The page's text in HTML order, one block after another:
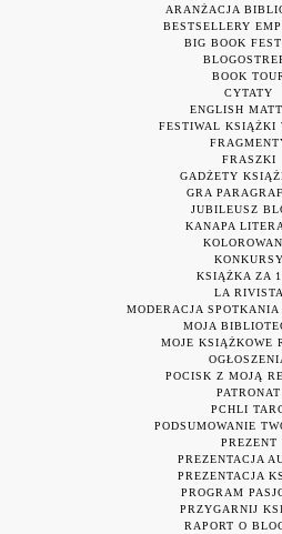
ARANŻACJA
BESTSELLERY
BIG BOOK
BOOK
CYTATY
ENGLISH
FESTIWAL KSIĄŻKI
FRASZKI
GADŻETY
GRA
JUBILEUSZ
KANAPA
KONKURSY
KSIĄŻKA ZA
LA RIVISTA
MODERACJA SPOTKANIA
MOJA
MOJE KSIĄŻKOWE
POCISK Z MOJĄ
PATRONAT
PCHLI
PODSUMOWANIE
PREZENT
PREZENTACJA
PREZENTACJA
PROGRAM
PRZYGARNIJ
RAPORT O